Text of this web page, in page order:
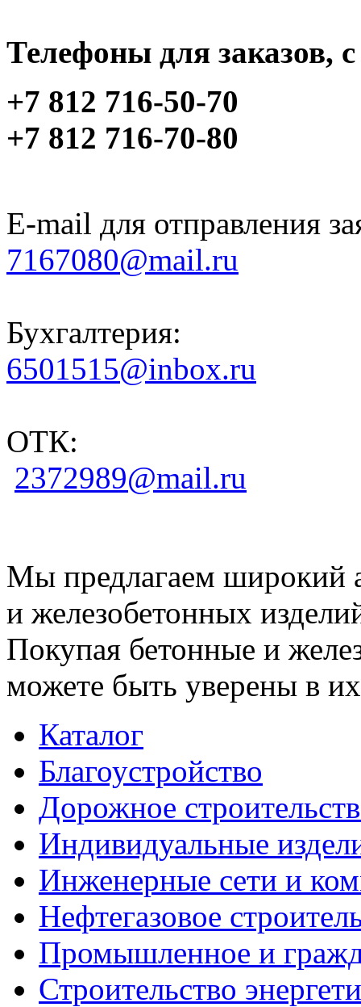
Телефоны для заказов,
+7 812 716-50-70
+7 812 716-70-80
E-mail для отправления
7167080@mail.ru
Бухгалтерия:
6501515@inbox.ru
ОТК:
2372989@mail.ru
Мы предлагаем широкий
и железобетонных
Покупая бетонные и
можете быть уверены в их
Каталог
Благоустройство
Дорожное
Индивидуальные
Инженерные сети и
Нефтегазовое
Промышленное и
Строительство